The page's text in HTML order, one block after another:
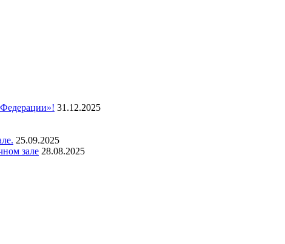
31.12.2025
25.09.2025
зале 28.08.2025